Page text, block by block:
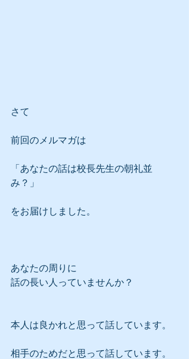
さて
前回のメルマガは
「あなたの話は校長先生の朝礼並
み？」
をお届けしました。
あなたの周りに
話の長い人っていませんか？
本人は良かれと思って話しています。
相手のためだと思って話しています。